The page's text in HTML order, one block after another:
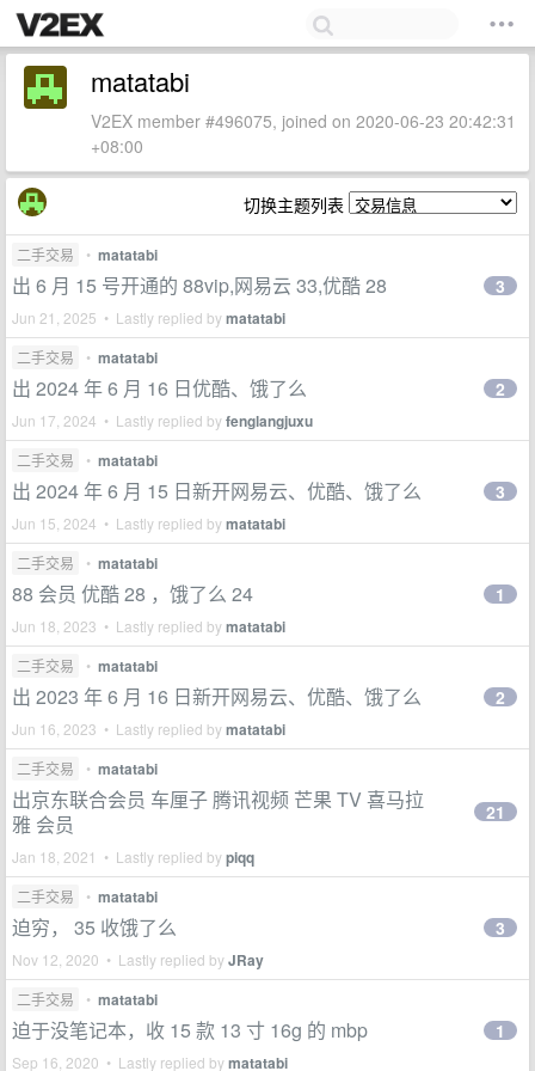
matatabi
V2EX member #496075, joined on 2020-06-23 20:42:31
+08:00
切换主题列表
二手交易 • matatabi
出 6 月 15 号开通的 88vip,网易云 33,优酷 28
Jun 21, 2025 • Lastly replied bymatatabi
3
二手交易 • matatabi
出 2024 年 6 月 16 日优酷、饿了么
Jun 17, 2024 • Lastly replied byfenglangjuxu
2
二手交易 • matatabi
出 2024 年 6 月 15 日新开网易云、优酷、饿了么
Jun 15, 2024 • Lastly replied bymatatabi
3
二手交易 • matatabi
88 会员 优酷 28 ，饿了么 24
Jun 18, 2023 • Lastly replied bymatatabi
1
二手交易 • matatabi
出 2023 年 6 月 16 日新开网易云、优酷、饿了么
Jun 16, 2023 • Lastly replied bymatatabi
2
二手交易 • matatabi
出京东联合会员 车厘子 腾讯视频 芒果 TV 喜马拉
雅 会员
Jan 18, 2021 • Lastly replied bypiqq
21
二手交易 • matatabi
迫穷， 35 收饿了么
Nov 12, 2020 • Lastly replied byJRay
3
二手交易 • matatabi
迫于没笔记本，收 15 款 13 寸 16g 的 mbp
Sep 16, 2020 • Lastly replied bymatatabi
1